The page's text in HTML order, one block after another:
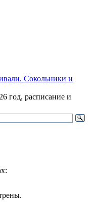
Сокольники и
год, расписание и